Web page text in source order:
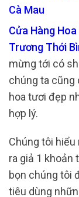
Cà Mau
Cửa Hàng
Trương Thới
mừng tới có
chúng ta cũng
hoa tươi đẹp
hợp lý.
Chúng tôi hiểu
ra giả 1 khoản
bọn chúng tôi
tiêu dùng